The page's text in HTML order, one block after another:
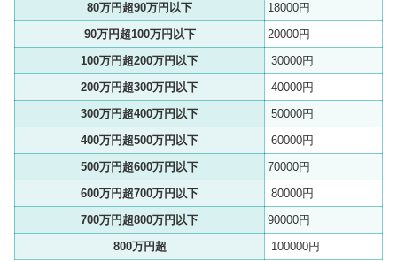
80万円超90万円以下
18000円
90万円超100万円以下
20000円
100万円超200万円以下
30000円
200万円超300万円以下
40000円
300万円超400万円以下
50000円
400万円超500万円以下
60000円
500万円超600万円以下
70000円
600万円超700万円以下
80000円
700万円超800万円以下
90000円
800万円超
100000円